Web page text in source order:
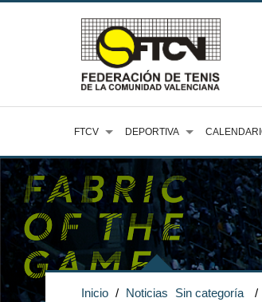
FTCV DEPORTIVA
Inicio / Noticias Sin categoría /